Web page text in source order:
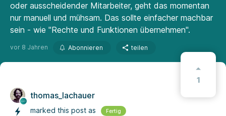
oder ausscheidender Mitarbeiter, geht das momentan
nur manuell und mühsam. Das sollte einfacher machbar
sein - wie "Rechte und Funktionen übernehmen".
vor 8 Jahren Abonnieren teilen
1
thomas_lachauer
marked this post as Fertig